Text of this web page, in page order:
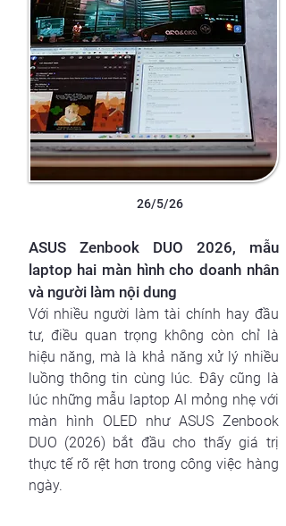
26/5/26
ASUS Zenbook DUO 2026, mẫu
laptop hai màn hình cho doanh nhân
và người làm nội dung
Với nhiều người làm tài chính hay đầu
tư, điều quan trọng không còn chỉ là
hiệu năng, mà là khả năng xử lý nhiều
luồng thông tin cùng lúc. Đây cũng là
lúc những mẫu laptop AI mỏng nhẹ với
màn hình OLED như ASUS Zenbook
DUO (2026) bắt đầu cho thấy giá trị
thực tế rõ rệt hơn trong công việc hàng
ngày.